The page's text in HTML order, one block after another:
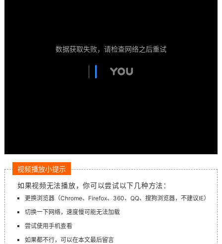
数据获取失败，请检查网络之后重试
视频播放小提示
如果视频无法播放，你可以尝试以下几种方法：
更换浏览器（Chrome、Firefox、360、QQ、搜狗浏览器，不建议IE）
切换一下网络，速度慢可能无法加载
尝试使用手机查看
如果都不行，可以在本文最后留言